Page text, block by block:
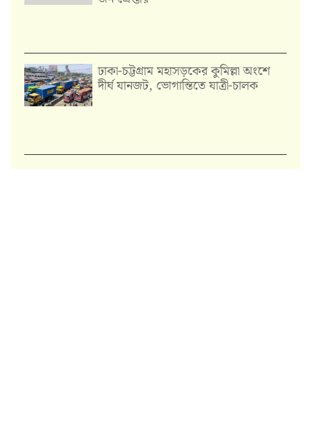
ঢাকা-চট্টগ্রাম মহাসড়কের কুমিল্লা অংশে
দীর্ঘ যানজট, ভোগান্তিতে যাত্রী-চালক